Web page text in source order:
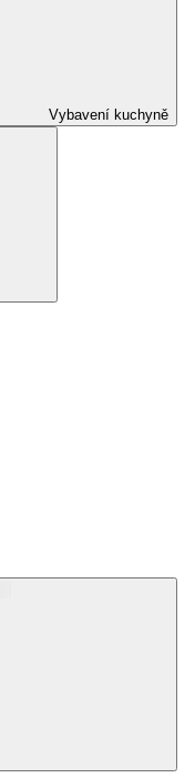
Vybavení kuchyně